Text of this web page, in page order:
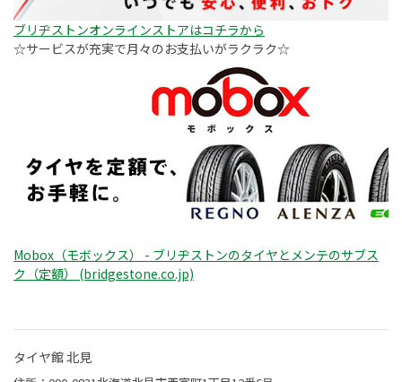
ブリヂストンオンラインストアはコチラから
☆サービスが充実で月々のお支払いがラクラク☆
Mobox（モボックス） - ブリヂストンのタイヤとメンテのサブス
ク（定額） (bridgestone.co.jp)
タイヤ館 北見